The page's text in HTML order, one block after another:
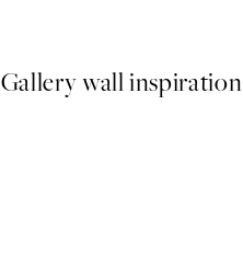
Gallery wall inspiration